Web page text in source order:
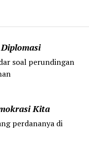
soal perundingan
Kita
perdananya di